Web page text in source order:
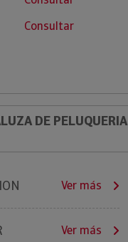
Consultar
DE PELUQUERIA
Ver más
Ver más